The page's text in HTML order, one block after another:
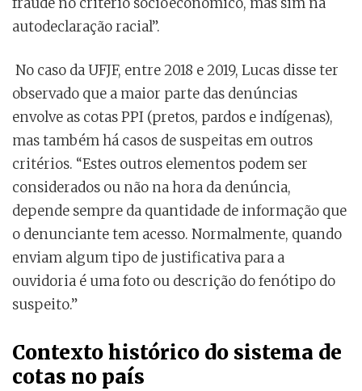
autodeclaração racial”.
No caso da UFJF, entre 2018 e 2019, Lucas disse ter
observado que a maior parte das denúncias
envolve as cotas PPI (pretos, pardos e indígenas),
mas também há casos de suspeitas em outros
critérios. “Estes outros elementos podem ser
considerados ou não na hora da denúncia,
depende sempre da quantidade de informação que
o denunciante tem acesso. Normalmente, quando
enviam algum tipo de justificativa para a
ouvidoria é uma foto ou descrição do fenótipo do
suspeito.”
Contexto histórico do sistema de
cotas no país